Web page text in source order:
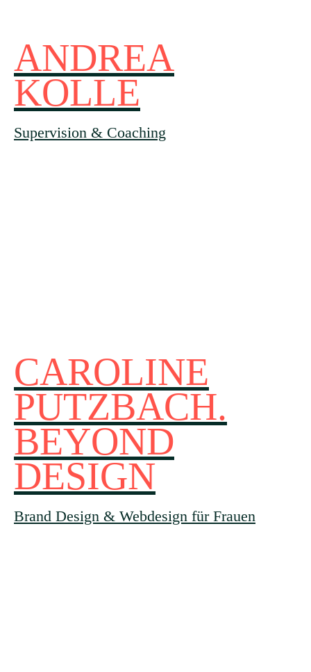
ANDREA
KOLLE
Supervision & Coaching
CAROLINE
PUTZBACH.
BEYOND
DESIGN
Brand Design & Webdesign für Frauen